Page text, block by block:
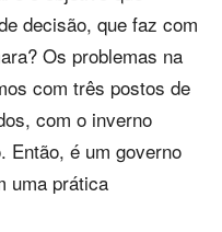
decisão, que faz com
Os problemas na
com três postos de
com o inverno
Então, é um governo
uma prática